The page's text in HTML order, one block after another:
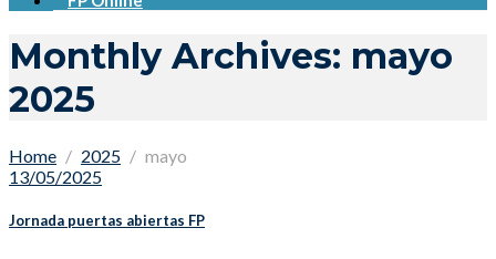
Monthly Archives: mayo
2025
Home 2025
mayo
13/05/2025
Jornada puertas abiertas FP